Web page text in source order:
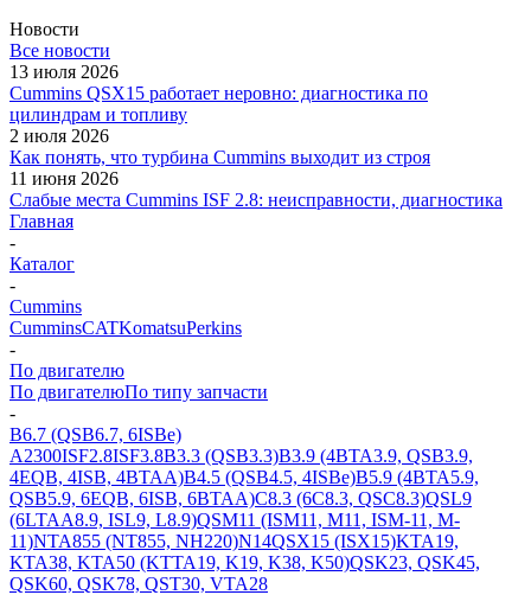
Новости
Все новости
13 июля 2026
Cummins QSX15 работает неровно: диагностика по
цилиндрам и топливу
2 июля 2026
Как понять, что турбина Cummins выходит из строя
11 июня 2026
Слабые места Cummins ISF 2.8: неисправности, диагностика
Главная
-
Каталог
-
Cummins
CumminsCATKomatsuPerkins
-
По двигателю
По двигателюПо типу запчасти
-
B6.7 (QSB6.7, 6ISBe)
A2300ISF2.8ISF3.8B3.3 (QSB3.3)B3.9 (4BTA3.9, QSB3.9,
4EQB, 4ISB, 4BTAA)B4.5 (QSB4.5, 4ISBe)B5.9 (4BTA5.9,
QSB5.9, 6EQB, 6ISB, 6BTAA)C8.3 (6C8.3, QSC8.3)QSL9
(6LTAA8.9, ISL9, L8.9)QSM11 (ISM11, M11, ISM-11, M-
11)NTA855 (NT855, NH220)N14QSX15 (ISX15)KTA19,
KTA38, KTA50 (KTTA19, K19, K38, K50)QSK23, QSK45,
QSK60, QSK78, QST30, VTA28